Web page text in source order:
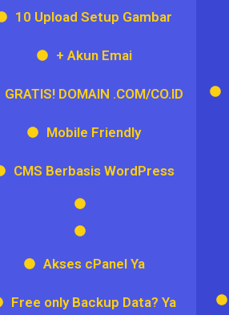
10 Upload Setup Gambar
+ Akun Emai
GRATIS! DOMAIN .COM/CO.ID
Mobile Friendly
CMS Berbasis WordPress
Akses cPanel Ya
Free only Backup Data? Ya